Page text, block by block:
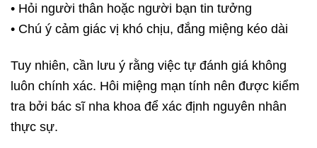
• Hỏi người thân hoặc người bạn tin tưởng
• Chú ý cảm giác vị khó chịu, đắng miệng kéo dài
Tuy nhiên, cần lưu ý rằng việc tự đánh giá không
luôn chính xác. Hôi miệng mạn tính nên được kiểm
tra bởi bác sĩ nha khoa để xác định nguyên nhân
thực sự.